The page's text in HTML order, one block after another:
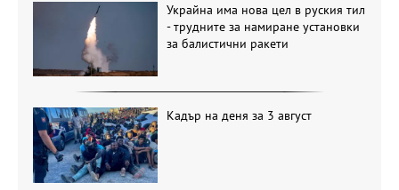
Украйна има нова цел в руския тил
- трудните за намиране установки
за балистични ракети
Кадър на деня за 3 август